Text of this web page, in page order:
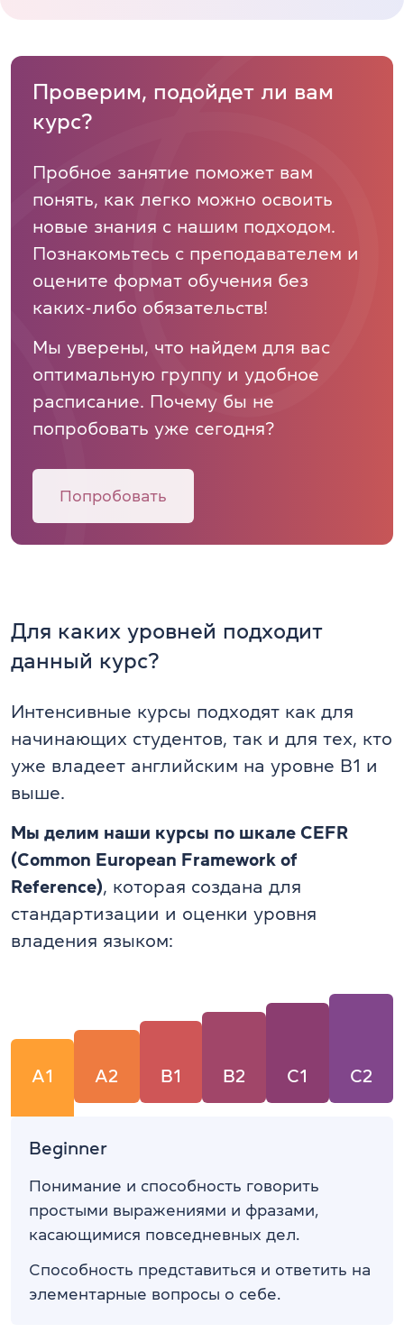
Проверим, подойдет ли вам
курс?
Пробное занятие поможет вам
понять, как легко можно освоить
новые знания с нашим подходом.
Познакомьтесь с преподавателем и
оцените формат обучения без
каких-либо обязательств!
Мы уверены, что найдем для вас
оптимальную группу и удобное
расписание. Почему бы не
попробовать уже сегодня?
Попробовать
Для каких уровней подходит
данный курс?
Интенсивные курсы подходят как для
начинающих студентов, так и для тех, кто
уже владеет английским на уровне В1 и
выше.
Мы делим наши курсы по шкале CEFR
(Common European Framework of
Reference), которая создана для
стандартизации и оценки уровня
владения языком:
A1 A2 B1 B2 C1 C2
Beginner
Понимание и способность говорить
простыми выражениями и фразами,
касающимися повседневных дел.
Способность представиться и ответить на
элементарные вопросы о себе.